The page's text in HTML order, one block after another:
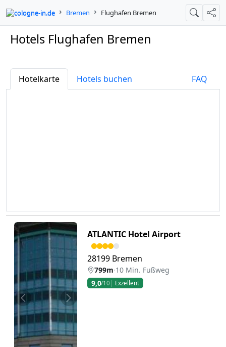
cologne-in.de Bremen Flughafen Bremen Suche
Hotels Flughafen Bremen
Hotelkarte Hotels buchen FAQ
Zurück Weiter
ATLANTIC Hotel Airport
28199 Bremen
799m·10 Min. Fußweg
9,0/10 Exzellent